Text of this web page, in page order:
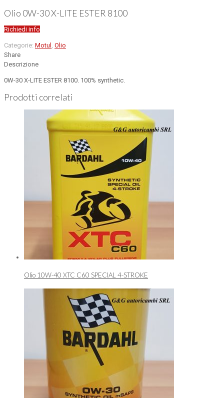
Olio 0W-30 X-LITE ESTER 8100
Richiedi info
Categorie: Motul
Olio
Share
Descrizione
0W-30 X-LITE ESTER 8100. 100% synthetic.
Prodotti correlati
Olio 10W-40 XTC C60 SPECIAL 4-STROKE